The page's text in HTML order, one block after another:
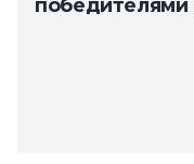
победителями